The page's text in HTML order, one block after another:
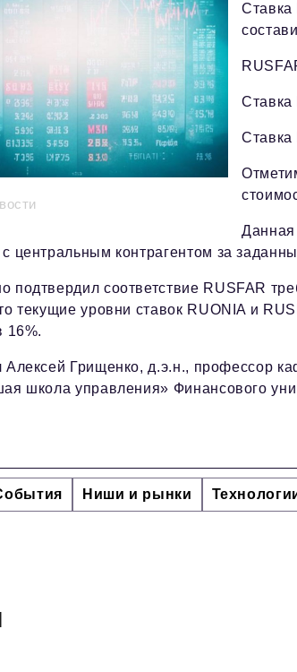
Ставка
Ставка
Ставка
Данная
центральным контрагентом за
подтвердил соответствие RUSFAR
текущие уровни ставок RUONIA и
16%.
Алексей Грищенко, д.э.н., профессор
школа управления» Финансового
Ниши и рынки